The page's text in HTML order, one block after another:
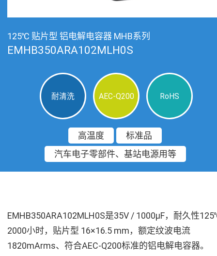
125℃ 贴片型 铝电解电容器 MHB系列
EMHB350ARA102MLH0S
耐清洗 AEC-Q200 RoHS
高温度
标准品
汽车电子零部件、基站电源用等
EMHB350ARA102MLH0S是35V / 1000µF，耐久性
2000小时，贴片型 16×16.5 mm，额定纹波电流
1820mArms、符合AEC-Q200标准的铝电解电容器。